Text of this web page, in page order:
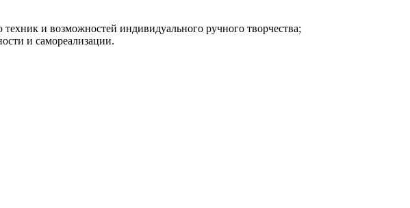
и возможностей индивидуального ручного творчества;
и самореализации.